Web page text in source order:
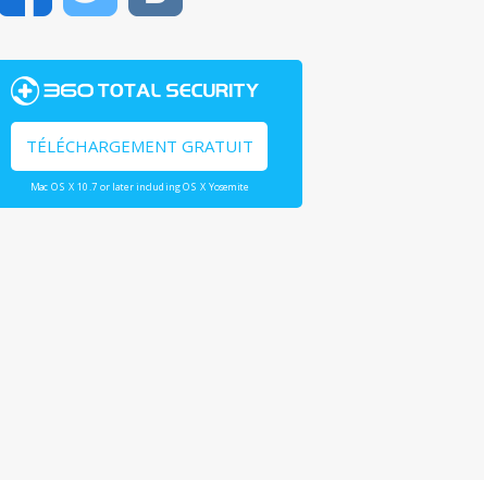
FacebookTwitter
TÉLÉCHARGEMENT GRATUIT
Mac OS X 10.7 or later including OS X Yosemite